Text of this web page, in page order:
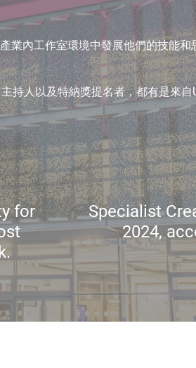
業內工作室環境中發展他們的技能
持人以及特納獎提名者，都有是來
for
Specialist
2024,